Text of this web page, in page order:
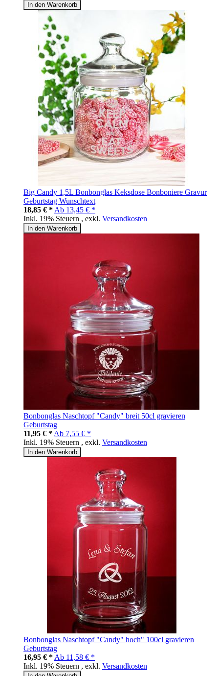
In den Warenkorb
Big Candy 1,5L Bonbonglas Keksdose Bonboniere Gravur
Geburtstag Wunschtext
18,85 € * Ab 13,45 € *
Inkl. 19% Steuern , exkl. Versandkosten
In den Warenkorb
Bonbonglas Naschtopf "Candy" breit 50cl gravieren
Geburtstag
11,95 € * Ab 7,55 € *
Inkl. 19% Steuern , exkl. Versandkosten
In den Warenkorb
Bonbonglas Naschtopf "Candy" hoch" 100cl gravieren
Geburtstag
16,95 € * Ab 11,58 € *
Inkl. 19% Steuern , exkl. Versandkosten